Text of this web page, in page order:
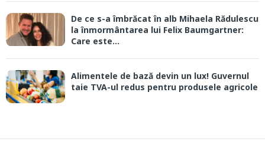
De ce s-a îmbrăcat în alb Mihaela Rădulescu
la înmormântarea lui Felix Baumgartner:
Care este...
Alimentele de bază devin un lux! Guvernul
taie TVA-ul redus pentru produsele agricole